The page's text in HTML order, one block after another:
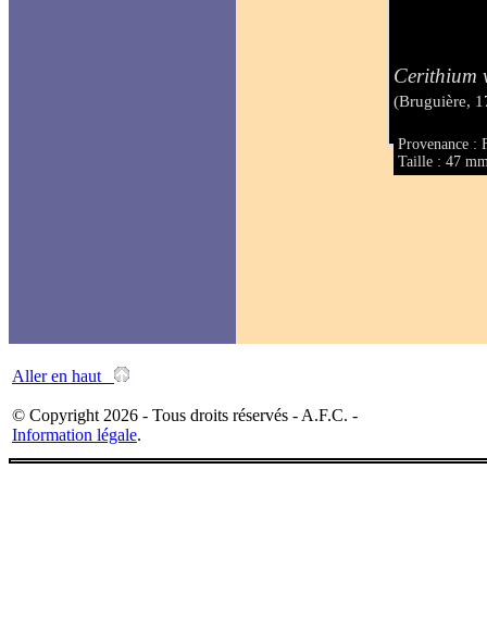
Cerithium
(Bruguière,
Provenance :
Taille : 47
Aller en haut
© Copyright 2026 - Tous droits réservés - A.F.C. -
Information légale.